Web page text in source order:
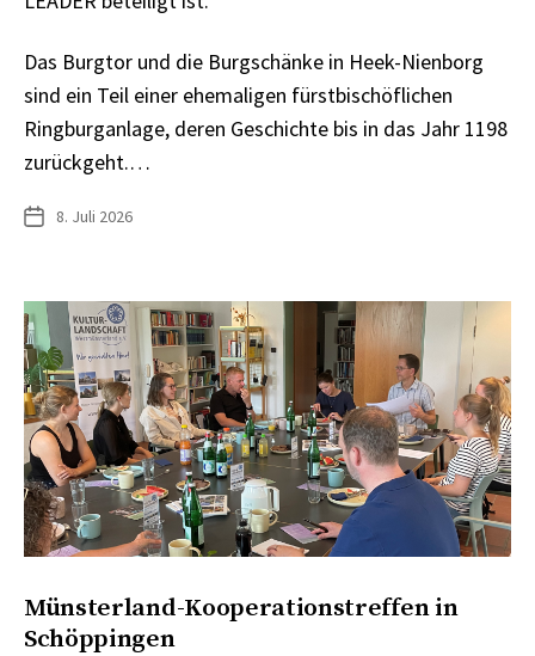
Das Burgtor und die Burgschänke in Heek-Nienborg
sind ein Teil einer ehemaligen fürstbischöflichen
Ringburganlage, deren Geschichte bis in das Jahr 1198
zurückgeht.…
Veröffentlichungsdatum
8. Juli 2026
Münsterland-Kooperationstreffen in
Schöppingen